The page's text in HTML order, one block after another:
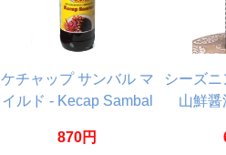
ケチャップ サンバル マ
イルド - Kecap Sambal
【Kokita】
870円
シーズ
山鮮